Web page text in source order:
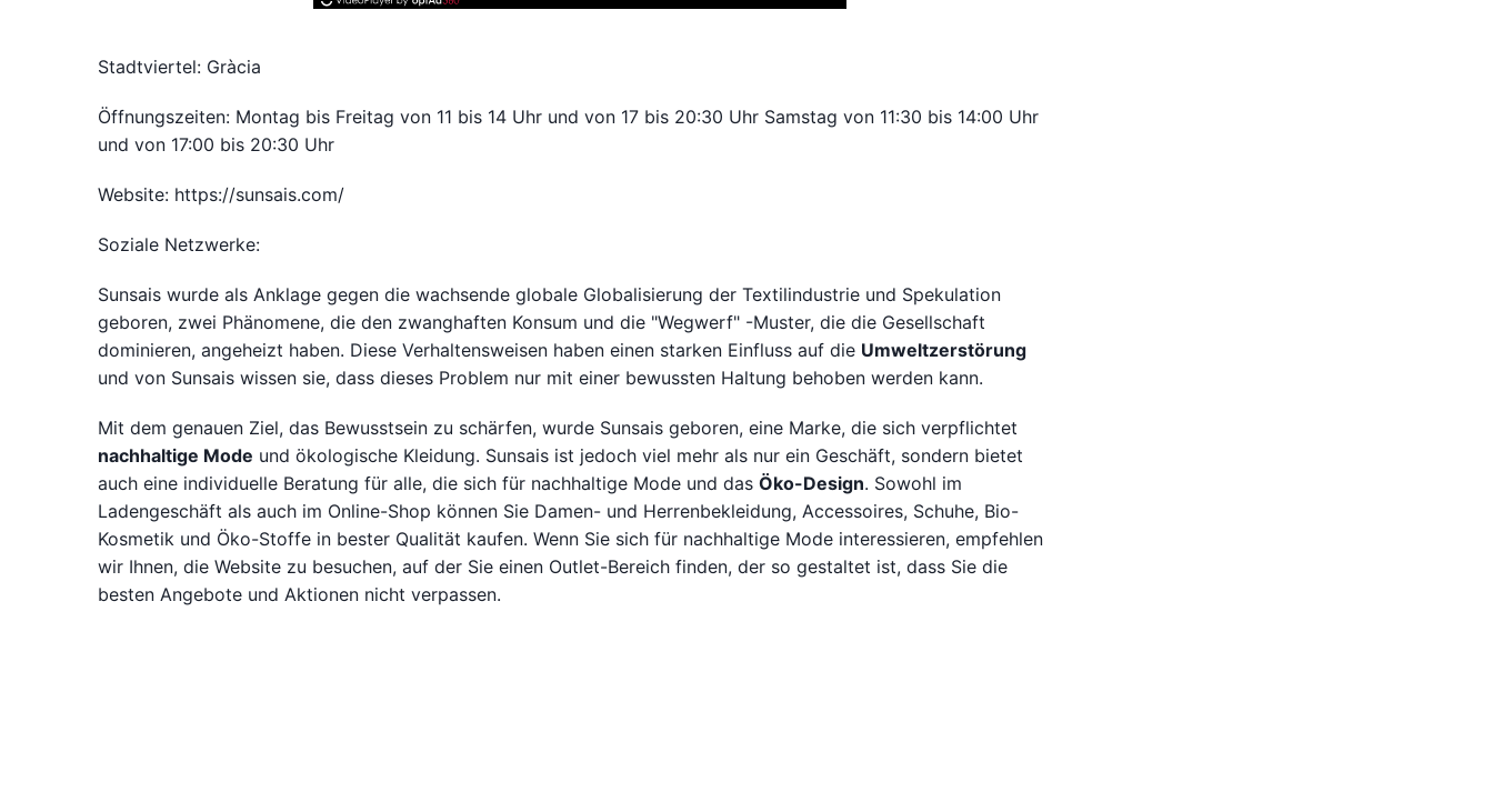
Stadtviertel: Gràcia
Öffnungszeiten: Montag bis Freitag von 11 bis 14 Uhr und von 17 bis 20:30 Uhr Samstag von 11:30 bis 14:00 Uhr
und von 17:00 bis 20:30 Uhr
Website: https://sunsais.com/
Soziale Netzwerke:
Sunsais wurde als Anklage gegen die wachsende globale Globalisierung der Textilindustrie und Spekulation
geboren, zwei Phänomene, die den zwanghaften Konsum und die "Wegwerf" -Muster, die die Gesellschaft
dominieren, angeheizt haben. Diese Verhaltensweisen haben einen starken Einfluss auf die Umweltzerstörung
und von Sunsais wissen sie, dass dieses Problem nur mit einer bewussten Haltung behoben werden kann.
Mit dem genauen Ziel, das Bewusstsein zu schärfen, wurde Sunsais geboren, eine Marke, die sich verpflichtet
nachhaltige Mode und ökologische Kleidung. Sunsais ist jedoch viel mehr als nur ein Geschäft, sondern bietet
auch eine individuelle Beratung für alle, die sich für nachhaltige Mode und das Öko-Design. Sowohl im
Ladengeschäft als auch im Online-Shop können Sie Damen- und Herrenbekleidung, Accessoires, Schuhe, Bio-
Kosmetik und Öko-Stoffe in bester Qualität kaufen. Wenn Sie sich für nachhaltige Mode interessieren, empfehlen
wir Ihnen, die Website zu besuchen, auf der Sie einen Outlet-Bereich finden, der so gestaltet ist, dass Sie die
besten Angebote und Aktionen nicht verpassen.